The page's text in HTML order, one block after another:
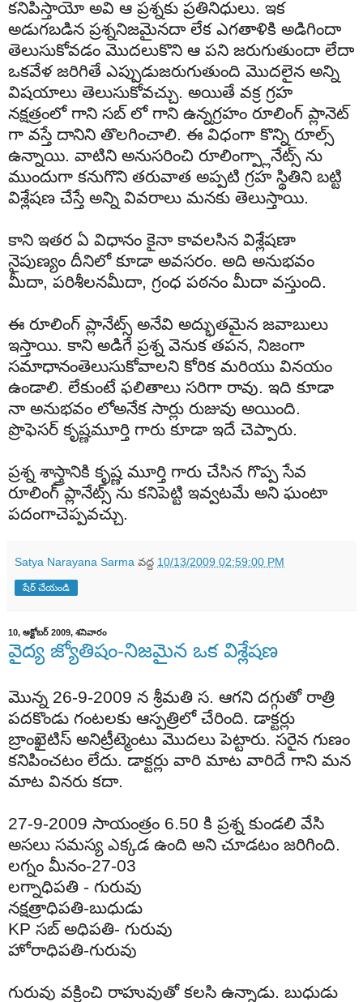
కనిపిస్తాయో అవి ఆ ప్రశ్నకు ప్రతినిధులు. ఇక
అడుగబడిన ప్రశ్ననిజమైనదా లేక ఎగతాళికి అడిగిందా
తెలుసుకోవడం మొదలుకొని ఆ పని జరుగుతుందా లేదా
ఒకవేళ జరిగితే ఎప్పుడుజరుగుతుంది మొదలైన అన్ని
విషయాలు తెలుసుకోవచ్చు. అయితే వక్ర గ్రహ
నక్షత్రంలో గాని సబ్ లో గాని ఉన్నగ్రహం రూలింగ్ ప్లానెట్
గా వస్తే దానిని తొలగించాలి. ఈ విధంగా కొన్ని రూల్స్
ఉన్నాయి. వాటిని అనుసరించి రూలింగ్ప్లానేట్స్ ను
ముందుగా కనుగొని తరువాత అప్పటి గ్రహ స్థితిని బట్టి
విశ్లేషణ చేస్తే అన్ని వివరాలు మనకు తెలుస్తాయి.
కాని ఇతర ఏ విధానం కైనా కావలసిన విశ్లేషణా
నైపుణ్యం దీనిలో కూడా అవసరం. అది అనుభవం
మీదా, పరిశీలనమీదా, గ్రంధ పఠనం మీదా వస్తుంది.
ఈ రూలింగ్ ప్లానేట్స్ అనేవి అద్భుతమైన జవాబులు
ఇస్తాయి. కాని అడిగే ప్రశ్న వెనుక తపన, నిజంగా
సమాధానంతెలుసుకోవాలని కోరిక మరియు వినయం
ఉండాలి. లేకుంటే ఫలితాలు సరిగా రావు. ఇది కూడా
నా అనుభవం లోఅనేక సార్లు రుజువు అయింది.
ప్రొఫెసర్ కృష్ణమూర్తి గారు కూడా ఇదే చెప్పారు.
ప్రశ్న శాస్త్రానికి కృష్ణ మూర్తి గారు చేసిన గొప్ప సేవ
రూలింగ్ ప్లానేట్స్ ను కనిపెట్టి ఇవ్వటమే అని ఘంటా
పదంగాచెప్పవచ్చు.
Satya Narayana Sarma వద్ద 10/13/2009 02:59:00 PM
షేర్ చేయండి
10, అక్టోబర్ 2009, శనివారం
వైద్య జ్యోతిషం-నిజమైన ఒక విశ్లేషణ
మొన్న 26-9-2009 న శ్రీమతి స ఆగని దగ్గుతో రాత్రి
పదకొండు గంటలకు ఆస్పత్రిలో చేరింది డాక్టర్లు
బ్రాంఖైటిస్ అనిట్రీట్మెంటు మొదలు పెట్టారు సరైన గుణం
కనిపించటం లేదు డాక్టర్లు వారి మాట వారిదే గాని మన
మాట వినరు కదా
27-9-2009 సాయంత్రం 6.50 కి ప్రశ్న కుండలి వేసి
అసలు సమస్య ఎక్కడ ఉంది అని చూడటం జరిగింది
లగ్నం మీనం-27-03
లగ్నాధిపతి - గురువు
నక్షత్రాధిపతి-బుధుడు
KP సబ్ అధిపతి- గురువు
హోరాధిపతి-గురువు
గురువు వక్రించి రాహువుతో కలసి ఉన్నాడు బుధుడు